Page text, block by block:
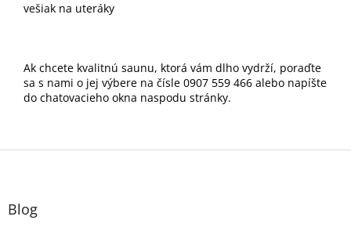
vešiak na uteráky
Ak chcete kvalitnú saunu, ktorá vám dlho vydrží, poraďte
sa s nami o jej výbere na čísle 0907 559 466 alebo napíšte
do chatovacieho okna naspodu stránky.
Z
Blog